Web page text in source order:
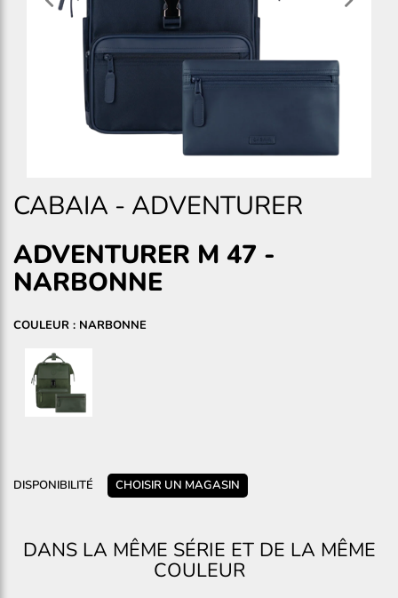
CABAIA - ADVENTURER
ADVENTURER M 47 -
NARBONNE
COULEUR : NARBONNE
DISPONIBILITÉ CHOISIR UN MAGASIN
DANS LA MÊME SÉRIE ET DE LA MÊME
COULEUR